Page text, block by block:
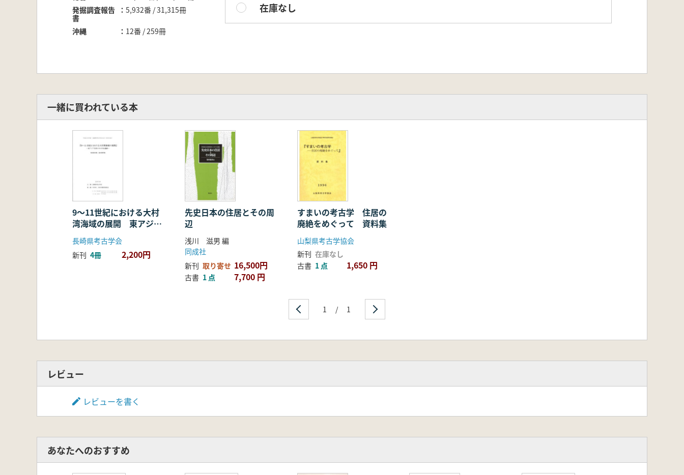
発掘調査報告
書
5,932番 / 31,315冊
沖縄 12番 / 259冊
在庫なし
一緒に買われている本
9〜11世紀における大村
湾海域の展開 東アジア
世界の中の竹松遺跡
長崎県考古学会
新刊 4冊 2,200円
先史日本の住居とその周
辺
浅川 滋男 編
同成社
新刊 取り寄せ 16,500円
古書 1 点 7,700 円
すまいの考古学 住居の
廃絶をめぐって 資料集
山梨県考古学協会
新刊 在庫なし
古書 1 点 1,650 円
1 / 1
レビュー
レビューを書く
あなたへのおすすめ